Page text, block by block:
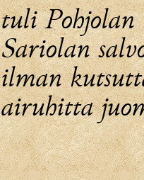
tuli
Sariolan
ilman
airuhitta